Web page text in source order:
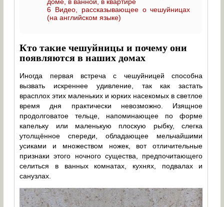
6 Видео, рассказывающее о чешуйницах
(на английском языке)
Кто такие чешуйницы и почему они
появляются в наших домах
Иногда первая встреча с чешуйницей способна
вызвать искреннее удивление, так как застать
врасплох этих маленьких и юрких насекомых в светлое
время дня практически невозможно. Изящное
продолговатое тельце, напоминающее по форме
капельку или маленькую плоскую рыбку, слегка
утолщённое спереди, обладающее мельчайшими
усиками и множеством ножек, вот отличительные
признаки этого ночного существа, предпочитающего
селиться в ванных комнатах, кухнях, подвалах и
санузлах.